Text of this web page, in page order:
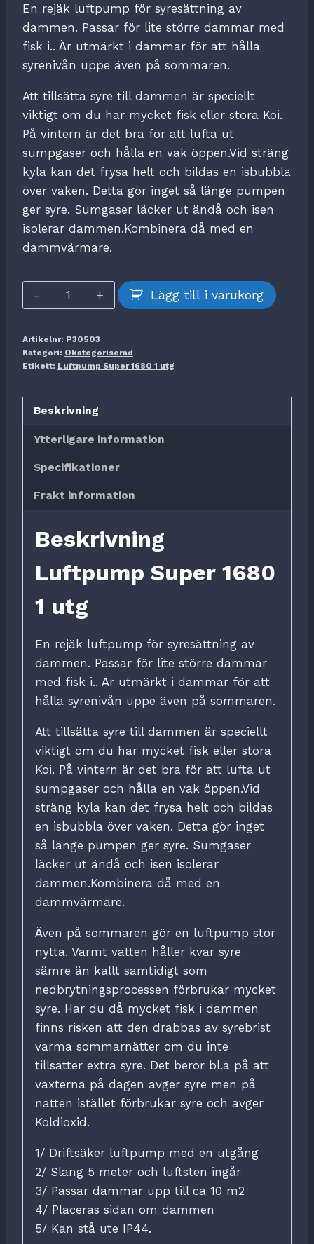
En rejäk luftpump för syresättning av
dammen. Passar för lite större dammar med
fisk i.. Är utmärkt i dammar för att hålla
syrenivån uppe även på sommaren.
Att tillsätta syre till dammen är speciellt
viktigt om du har mycket fisk eller stora Koi.
På vintern är det bra för att lufta ut
sumpgaser och hålla en vak öppen.Vid sträng
kyla kan det frysa helt och bildas en isbubbla
över vaken. Detta gör inget så länge pumpen
ger syre. Sumgaser läcker ut ändå och isen
isolerar dammen.Kombinera då med en
dammvärmare.
Luftpump
Super
1
utg
Lägg till i varukorg
Artikelnr: P30503
Kategori: Okategoriserad
Etikett: Luftpump Super 1680 1 utg
Beskrivning
Ytterligare information
Specifikationer
Frakt information
Beskrivning
Luftpump Super 1680
1 utg
En rejäk luftpump för syresättning av
dammen. Passar för lite större dammar
med fisk i.. Är utmärkt i dammar för att
hålla syrenivån uppe även på sommaren.
Att tillsätta syre till dammen är speciellt
viktigt om du har mycket fisk eller stora
Koi. På vintern är det bra för att lufta ut
sumpgaser och hålla en vak öppen.Vid
sträng kyla kan det frysa helt och bildas
en isbubbla över vaken. Detta gör inget
så länge pumpen ger syre. Sumgaser
läcker ut ändå och isen isolerar
dammen.Kombinera då med en
dammvärmare.
Även på sommaren gör en luftpump stor
nytta. Varmt vatten håller kvar syre
sämre än kallt samtidigt som
nedbrytningsprocessen förbrukar mycket
syre. Har du då mycket fisk i dammen
finns risken att den drabbas av syrebrist
varma sommarnätter om du inte
tillsätter extra syre. Det beror bl.a på att
växterna på dagen avger syre men på
natten istället förbrukar syre och avger
Koldioxid.
1/ Driftsäker luftpump med en utgång
2/ Slang 5 meter och luftsten ingår
3/ Passar dammar upp till ca 10 m2
4/ Placeras sidan om dammen
5/ Kan stå ute IP44.